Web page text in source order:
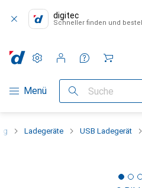
digitec
Schneller finden und
Navigation nach Kategorien
Menü Suche
Einstellungen
Kundenkonto
Vergleichslisten
Merklisten
Warenkorb
Ladegeräte USB Ladegerät